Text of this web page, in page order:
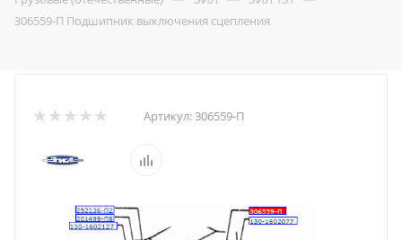
306559-П Подшипник выключения сцепления
Артикул:306559-П